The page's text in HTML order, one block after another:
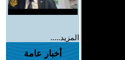
المزيد.....
أخبار عامة